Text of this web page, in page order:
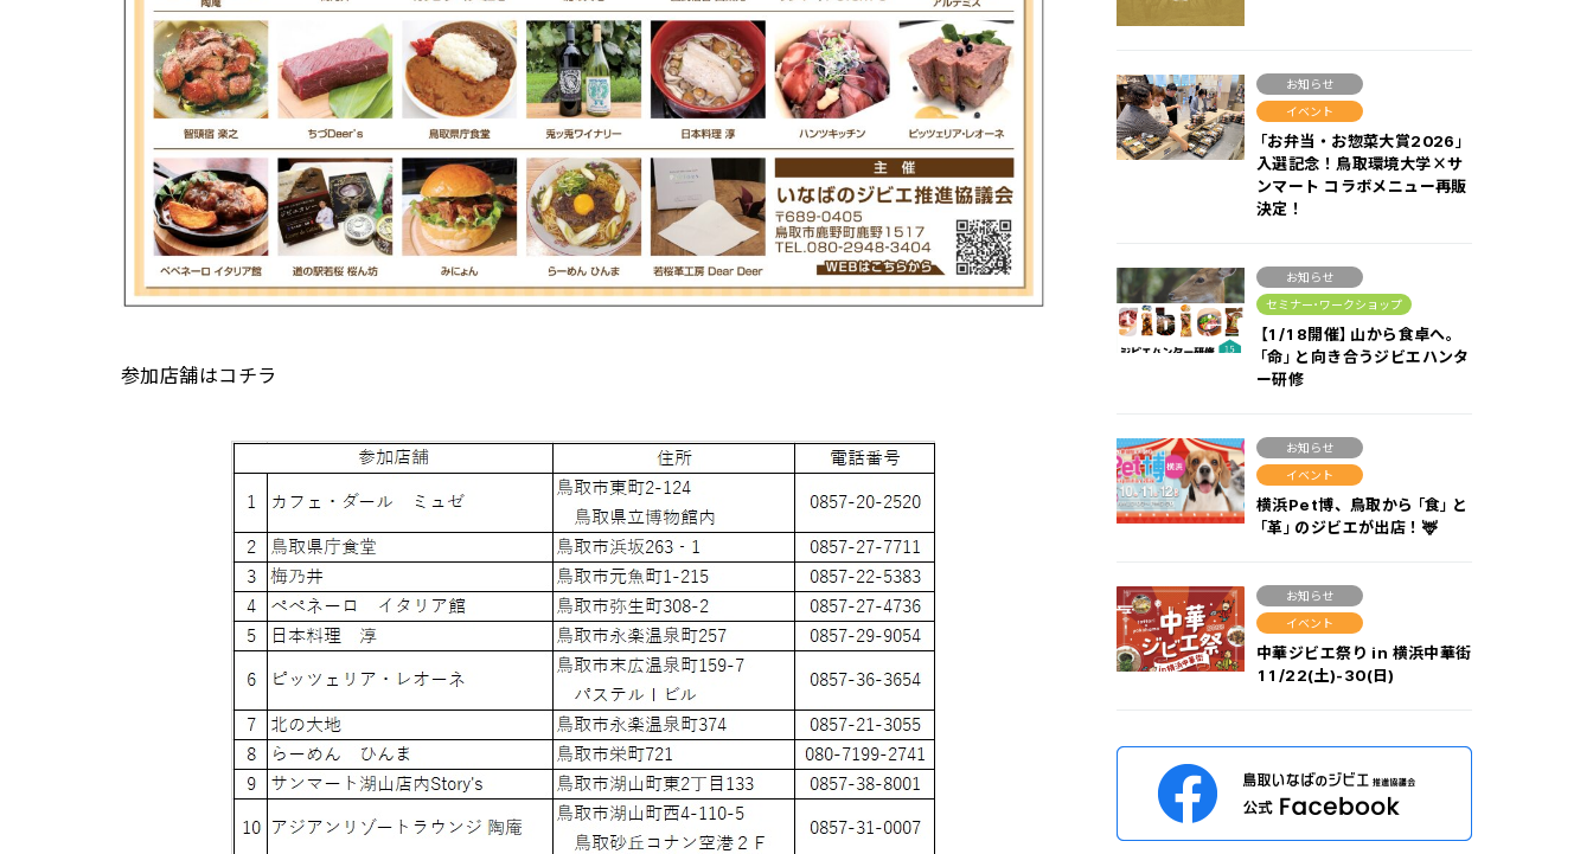
参加店舗はコチラ
お知らせ
イベント
「お弁当・お惣菜大賞2026」
入選記念！鳥取環境大学×サ
ンマート コラボメニュー再販
決定！
お知らせ
セミナー･ワークショップ
【1/18開催】山から食卓へ。
「命」と向き合うジビエハンタ
ー研修
お知らせ
イベント
横浜Pet博、鳥取から「食」と
「革」のジビエが出店！🦌
お知らせ
イベント
中華ジビエ祭り in 横浜中華街
11/22(土)-30(日)